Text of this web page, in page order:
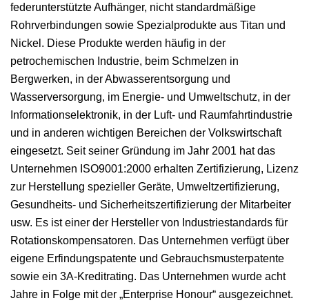
federunterstützte Aufhänger, nicht standardmäßige
Rohrverbindungen sowie Spezialprodukte aus Titan und
Nickel. Diese Produkte werden häufig in der
petrochemischen Industrie, beim Schmelzen in
Bergwerken, in der Abwasserentsorgung und
Wasserversorgung, im Energie- und Umweltschutz, in der
Informationselektronik, in der Luft- und Raumfahrtindustrie
und in anderen wichtigen Bereichen der Volkswirtschaft
eingesetzt. Seit seiner Gründung im Jahr 2001 hat das
Unternehmen ISO9001:2000 erhalten Zertifizierung, Lizenz
zur Herstellung spezieller Geräte, Umweltzertifizierung,
Gesundheits- und Sicherheitszertifizierung der Mitarbeiter
usw. Es ist einer der Hersteller von Industriestandards für
Rotationskompensatoren. Das Unternehmen verfügt über
eigene Erfindungspatente und Gebrauchsmusterpatente
sowie ein 3A-Kreditrating. Das Unternehmen wurde acht
Jahre in Folge mit der „Enterprise Honour“ ausgezeichnet.